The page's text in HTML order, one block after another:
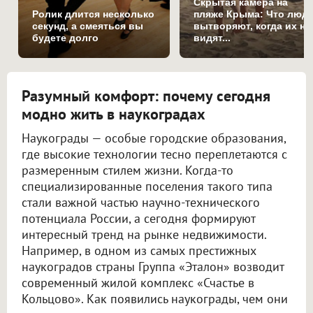
Ролик длится несколько
секунд, а смеяться вы
будете долго
пляже Крыма: Что
вытворяют, когда их не
видят...
Разумный комфорт: почему сегодня
модно жить в наукоградах
Наукограды — особые городские образования,
где высокие технологии тесно переплетаются с
размеренным стилем жизни. Когда-то
специализированные поселения такого типа
стали важной частью научно-технического
потенциала России, а сегодня формируют
интересный тренд на рынке недвижимости.
Например, в одном из самых престижных
наукоградов страны Группа «Эталон» возводит
современный жилой комплекс «Счастье в
Кольцово». Как появились наукограды, чем они